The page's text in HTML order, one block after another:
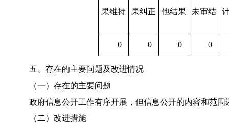
果维持
果纠正
他结果
未审结
0 0 0 0
五、存在的主要问题及改进情况
（一）存在的主要问题
政府信息公开工作有序开展，但信息公开的内容和范
（二）改进措施